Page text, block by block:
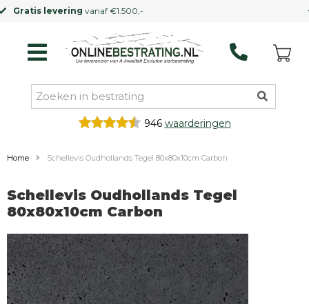
Kleinere vrachtwagen
946 waarderingen
Home Schellevis Oudhollands Tegel 80x80x10cm Carbon
Schellevis Oudhollands Tegel
80x80x10cm Carbon